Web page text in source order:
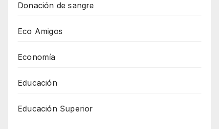
Donación de sangre
Eco Amigos
Economía
Educación
Educación Superior